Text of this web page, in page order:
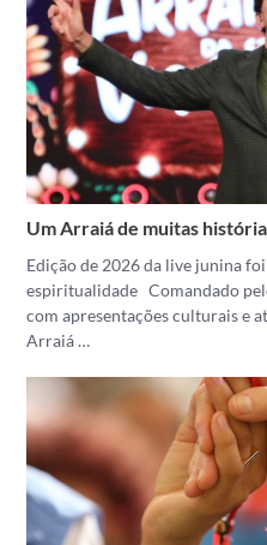
Um Arraiá de muitas
Edição de 2026 da live junina
espiritualidade Comandado
com apresentações culturais e
Arraiá …